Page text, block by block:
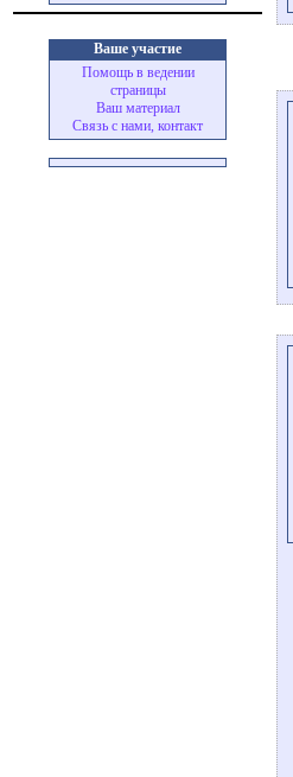
Ваше участие
Помощь в ведении
страницы
Ваш материал
Связь с нами, контакт